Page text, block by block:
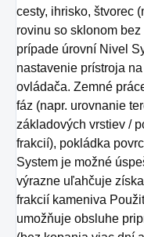
cesty, ihrisko, štvorec
rovinu so sklonom
prípade úrovní Nivel
nastavenie prístroja
ovládača. Zemné
fáz (napr. urovnanie
základových vrstiev /
frakcií), pokládka
System je možné
výrazne uľahčuje
frakcií kameniva
umožňuje obsluhe